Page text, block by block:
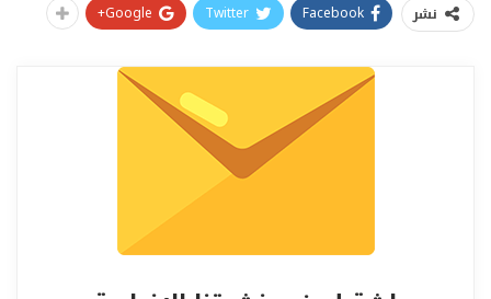
نشر Facebook
Twitter
Google+